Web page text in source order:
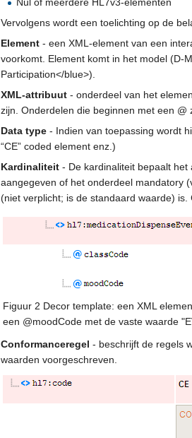
Nul of meerdere HL7v3-elementen
Vervolgens wordt een toelichting op de
Element - een XML-element van een
voorkomt. Element komt in het model (D-
Participation</blue>).
XML-attribuut - onderdeel van het
zijn. Onderdelen die beginnen met een
Data type - Indien van toepassing wordt
“CE” coded element enz.)
Kardinaliteit - De kardinaliteit bepaalt
aangegeven of het onderdeel mandatory
(niet verplicht; is de standaard waarde)
Figuur 2 Decor template: een XML
een @moodCode met de vaste waarde
Conformanceregel - beschrijft de regels
waarden voorgeschreven.